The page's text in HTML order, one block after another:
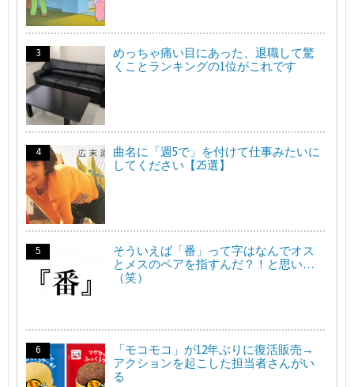
めっちゃ痛い目にあった、退職して驚
くことランキングの1位がこれです
曲名に「週5で」を付けて仕事みたいに
してください【25選】
そういえば「番」って字はなんでオス
とメスのペアを指すんだ？！と思い…
（笑）
「モコモコ」が12年ぶりに復活販売→
アクションを起こした担当者さんがい
る